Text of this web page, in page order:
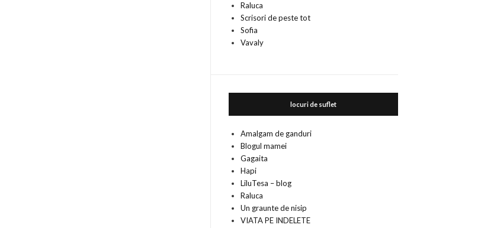
Raluca
Scrisori de peste tot
Sofia
Vavaly
locuri de suflet
Amalgam de ganduri
Blogul mamei
Gagaita
Hapi
LiluTesa – blog
Raluca
Un graunte de nisip
VIATA PE INDELETE